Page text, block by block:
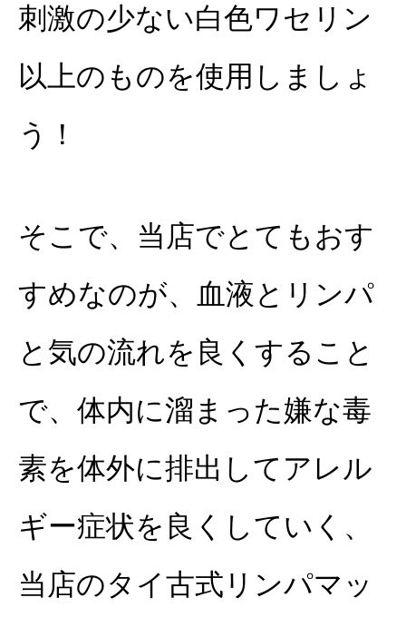
刺激の少ない白色ワセリン
以上のものを使用しましょ
う！
そこで、当店でとてもおす
すめなのが、血液とリンパ
と気の流れを良くすること
で、体内に溜まった嫌な毒
素を体外に排出してアレル
ギー症状を良くしていく、
当店のタイ古式リンパマッ